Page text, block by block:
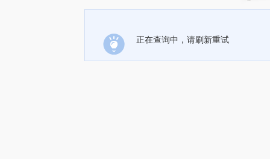
正在查询中，请刷新重试